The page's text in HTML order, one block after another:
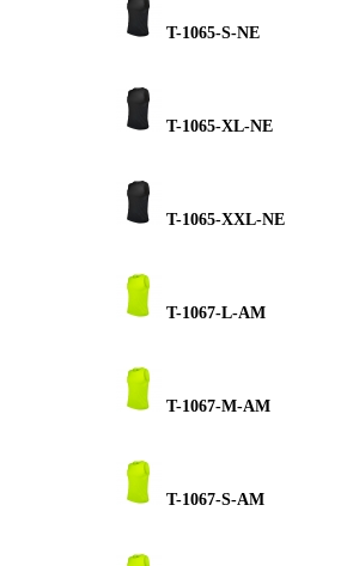
T-1065-S-NE
T-1065-XL-NE
T-1065-XXL-NE
T-1067-L-AM
T-1067-M-AM
T-1067-S-AM